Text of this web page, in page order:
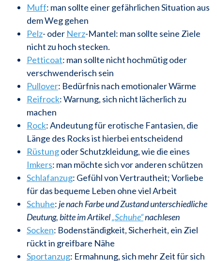
Muff: man sollte einer gefährlichen Situation aus
dem Weg gehen
Pelz- oder Nerz-Mantel: man sollte seine Ziele
nicht zu hoch stecken.
Petticoat: man sollte nicht hochmütig oder
verschwenderisch sein
Pullover: Bedürfnis nach emotionaler Wärme
Reifrock: Warnung, sich nicht lächerlich zu
machen
Rock: Andeutung für erotische Fantasien, die
Länge des Rocks ist hierbei entscheidend
Rüstungoder Schutzkleidung, wie die eines
Imkers: man möchte sich vor anderen schützen
Schlafanzug: Gefühl von Vertrautheit; Vorliebe
für das bequeme Leben ohne viel Arbeit
Schuhe: je nach Farbe und Zustand unterschiedliche
Deutung, bitte im Artikel„Schuhe“nachlesen
Socken: Bodenständigkeit, Sicherheit, ein Ziel
rückt in greifbare Nähe
Sportanzug: Ermahnung, sich mehr Zeit für sich